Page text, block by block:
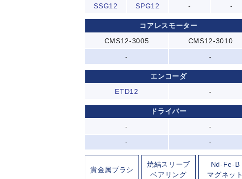
SSG12
SPG12 - -
コアレスモーター
CMS12-3005
CMS12-3010
-
-
エンコーダ
ETD12
-
ドライバー
-
-
-
-
貴金属ブラシ
焼結スリーブ
ベアリング
Nd-Fe-B
マグネット